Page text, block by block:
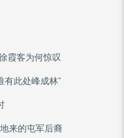
霞客为何惊叹
有此处峰成林”
来的屯军后裔